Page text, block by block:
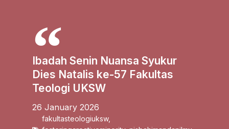
Ibadah Senin Nuansa Syukur
Dies Natalis ke-57 Fakultas
Teologi UKSW
26 January 2026
fakultasteologiuksw,